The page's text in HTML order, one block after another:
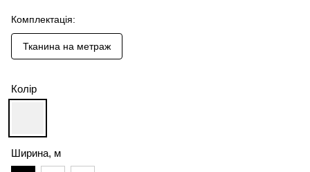
Комплектація:
Тканина на метраж
Колір
Ширина, м